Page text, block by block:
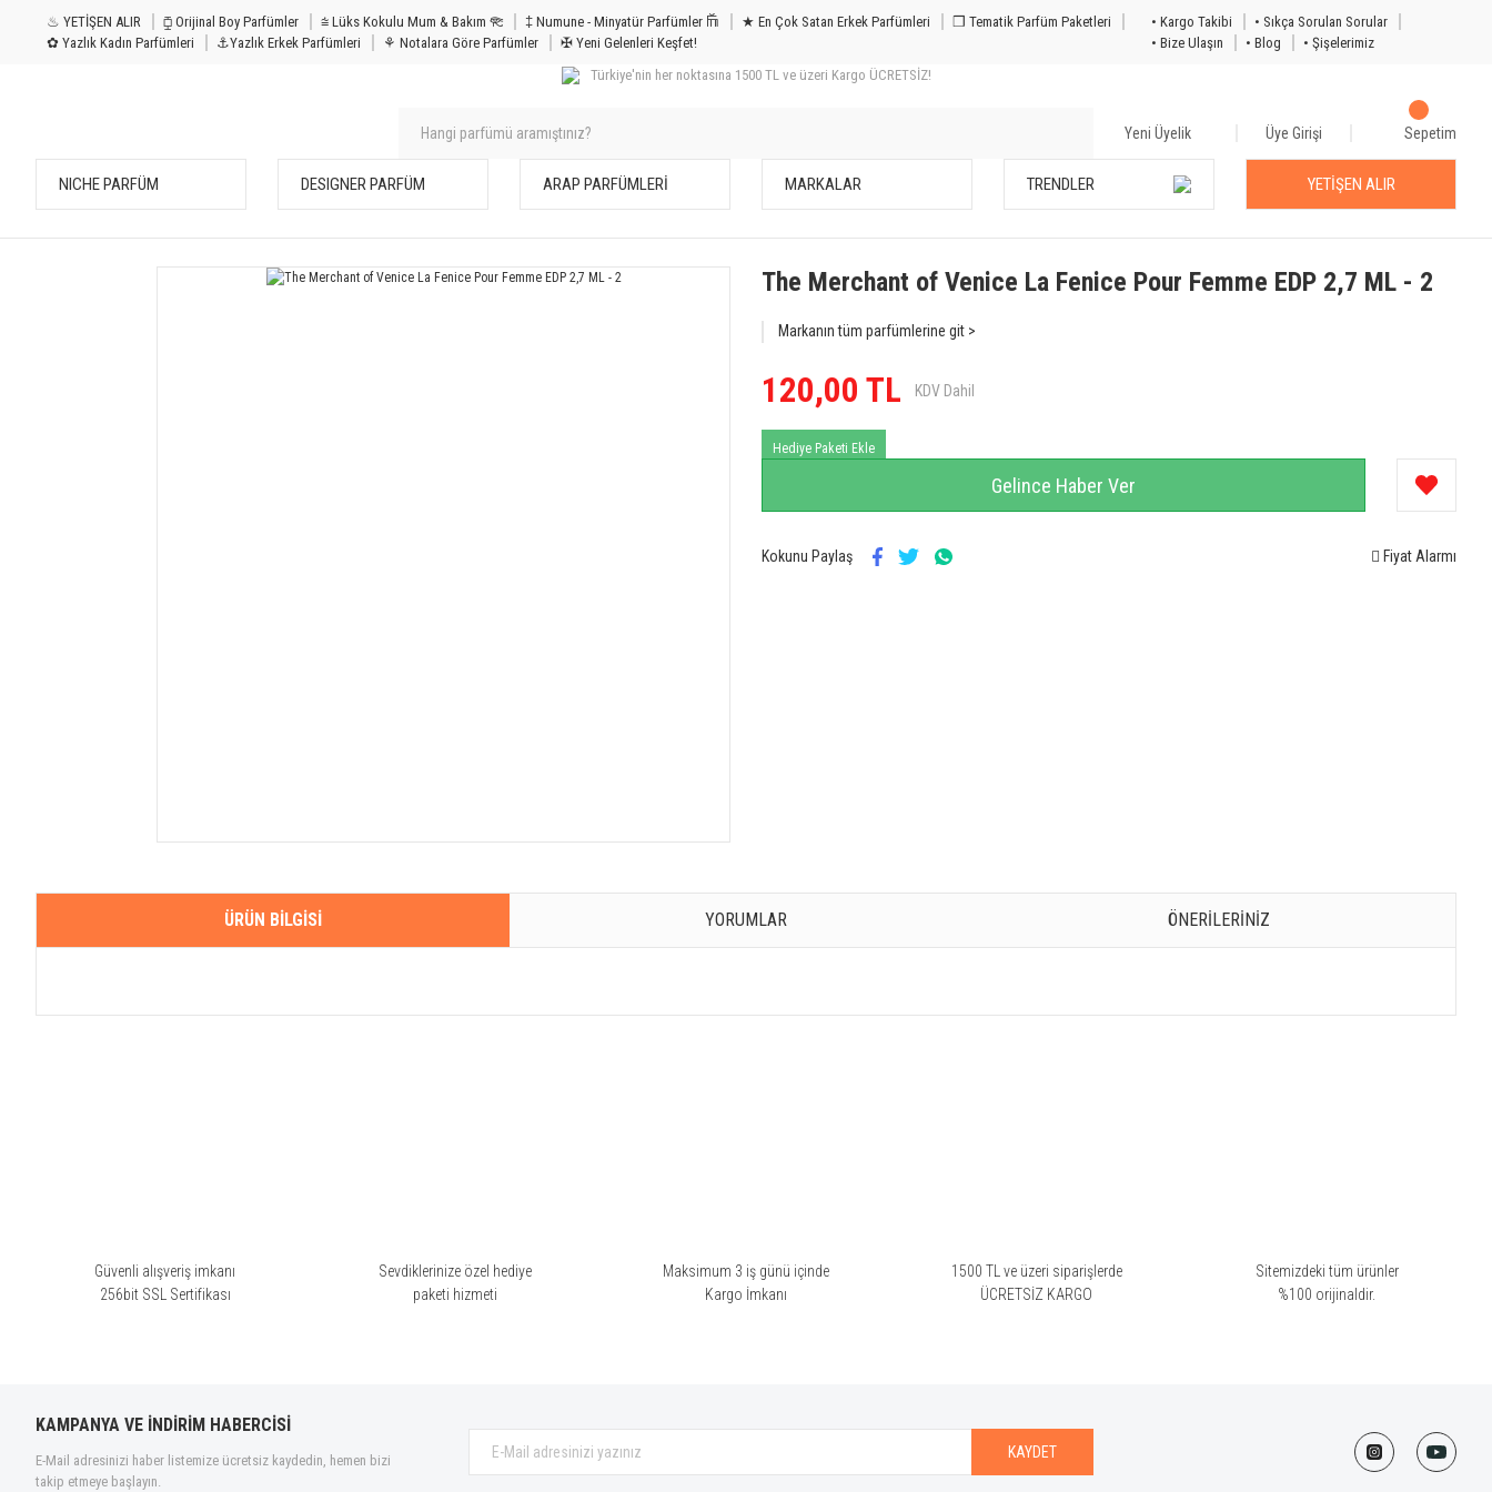
♨ YETİŞEN ALIR ⧮ Orijinal Boy Parfümler ⩭ Lüks Kokulu Mum & Bakım 𐦝 ‡ Numune - Minyatür Parfümler 𐙏 ★ En Çok Satan Erkek Parfümleri
❒ Tematik Parfüm Paketleri
✿ Yazlık Kadın Parfümleri
⚓Yazlık Erkek Parfümleri ⚘ Notalara Göre Parfümler ✠ Yeni Gelenleri Keşfet!
• Kargo Takibi
• Sıkça Sorulan Sorular
• Bize Ulaşın
• Blog
• Şişelerimiz
Türkiye'nin her noktasına 1500 TL ve üzeri Kargo ÜCRETSİZ!
Yeni Üyelik Üye Girişi Sepetim
NICHE PARFÜM DESIGNER PARFÜM ARAP PARFÜMLERİ MARKALAR TRENDLER YETİŞEN ALIR
The Merchant of Venice La Fenice Pour Femme EDP 2,7 ML - 2
Markanın tüm parfümlerine git >
120,00 TL KDV Dahil
Hediye Paketi Ekle
Gelince Haber Ver
Kokunu Paylaş Fiyat Alarmı
ÜRÜN BILGISI YORUMLAR ÖNERILERINIZ
Güvenli alışveriş imkanı
256bit SSL Sertifikası
Sevdiklerinize özel hediye
paketi hizmeti
Maksimum 3 iş günü içinde
Kargo İmkanı
1500 TL ve üzeri siparişlerde
ÜCRETSİZ KARGO
Sitemizdeki tüm ürünler
%100 orijinaldir.
KAMPANYA VE İNDİRİM HABERCİSİ
E-Mail adresinizi haber listemize ücretsiz kaydedin, hemen bizi
takip etmeye başlayın.
KAYDET